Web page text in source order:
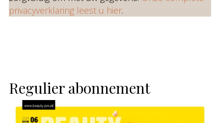
privacyverklaring leest u hier.
Regulier abonnement